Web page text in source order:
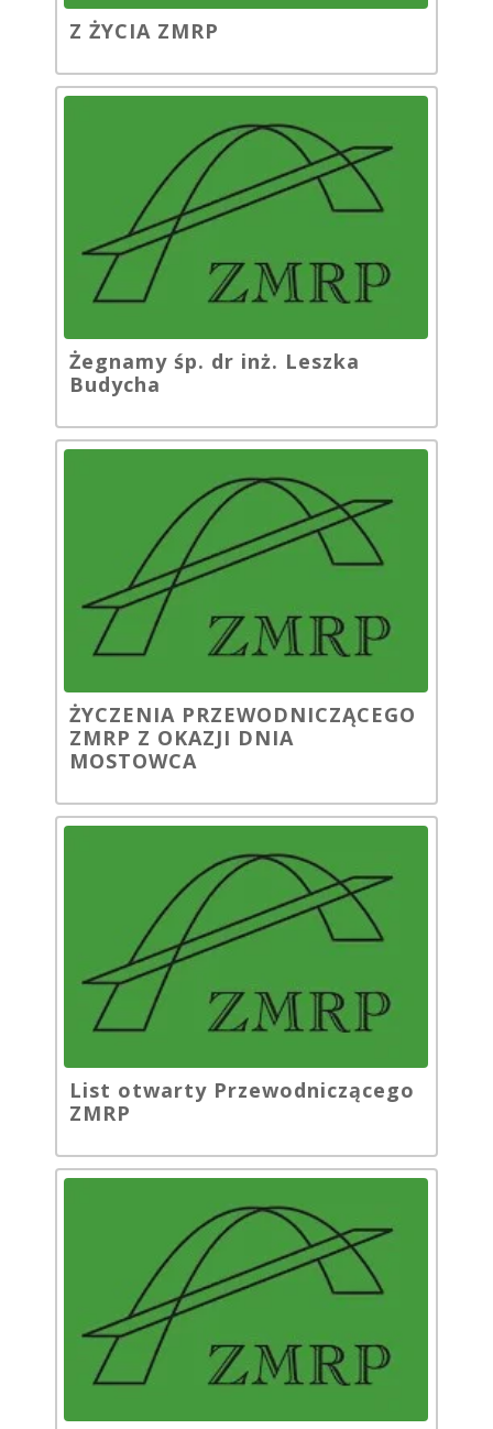
Z ŻYCIA ZMRP
Żegnamy śp. dr inż. Leszka
Budycha
ŻYCZENIA PRZEWODNICZĄCEGO
ZMRP Z OKAZJI DNIA
MOSTOWCA
List otwarty Przewodniczącego
ZMRP